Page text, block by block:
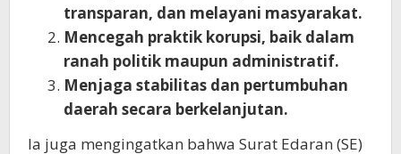
transparan, dan melayani masyarakat.
Mencegah praktik korupsi, baik dalam
ranah politik maupun administratif.
Menjaga stabilitas dan pertumbuhan
daerah secara berkelanjutan.
Ia juga mengingatkan bahwa Surat Edaran (SE)